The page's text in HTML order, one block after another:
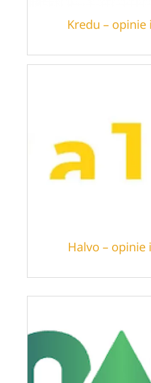
Kredu – opinie
Halvo – opinie